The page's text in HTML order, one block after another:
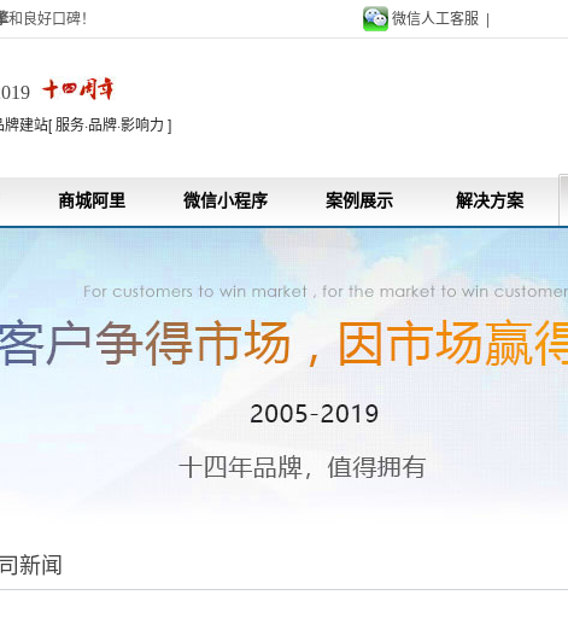
和良好口碑！ 微信人工客服 |
建站[ 服务·品牌·影响力 ]
商城阿里 微信小程序 案例展示 解决方案
新闻